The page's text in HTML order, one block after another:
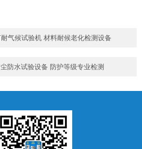
气候试验机 材料耐候老化检测设备
防水试验设备 防护等级专业检测